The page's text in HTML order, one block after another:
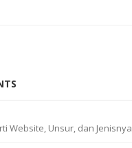
Website, Unsur, dan Jenisnya